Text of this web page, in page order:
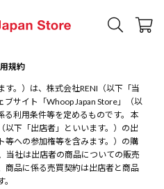
規約
。）は、株式会社RENI（以下「当
サイト「Whoop Japan Store」（以
利用条件等を定めるものです。 本
以下「出店者」といいます。）の出
等への参加権等を含みます。）の購
当社は出店者の商品についての販売
商品に係る売買契約は出店者と商品